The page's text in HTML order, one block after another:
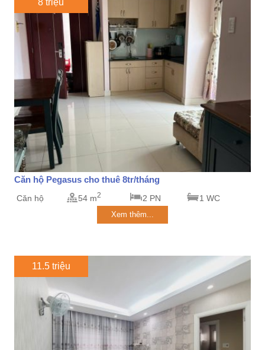
8 triệu
Căn hộ Pegasus cho thuê 8tr/tháng
Căn hộ 54 m2 2 PN 1 WC
Xem thêm...
11.5 triệu